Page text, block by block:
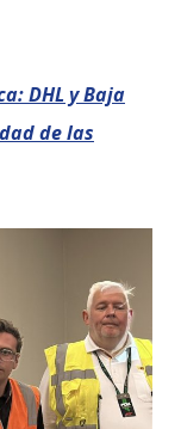
DHL y Baja
de las